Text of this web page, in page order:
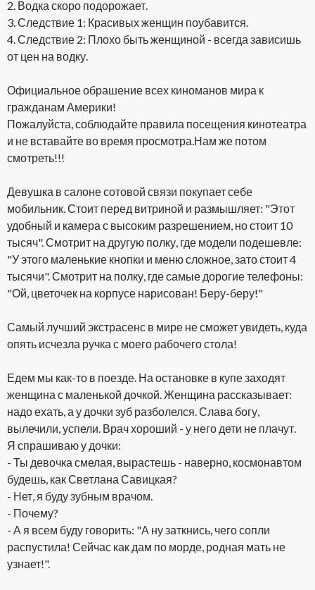
2. Водка скоро подорожает.
3. Следствие 1: Красивых женщин поубавится.
4. Следствие 2: Плохо быть женщиной - всегда зависишь
от цен на водку.
Официальное обрашение всех киноманов мира к
гражданам Америки!
Пожалуйста, соблюдайте правила посещения кинотеатра
и не вставайте во время просмотра.Нам же потом
смотреть!!!
Девушка в салоне сотовой связи покупает себе
мобильник. Стоит перед витриной и размышляет: "Этот
удобный и камера с высоким разрешением, но стоит 10
тысяч". Смотрит на другую полку, где модели подешевле:
"У этого маленькие кнопки и меню сложное, зато стоит 4
тысячи". Смотрит на полку, где самые дорогие телефоны:
"Ой, цветочек на корпусе нарисован! Беру-беру!"
Самый лучший экстрасенс в мире не сможет увидеть, куда
опять исчезла ручка с моего рабочего стола!
Едем мы как-то в поезде. На остановке в купе заходят
женщина с маленькой дочкой. Женщина рассказывает:
надо ехать, а у дочки зуб разболелся. Слава богу,
вылечили, успели. Врач хороший - у него дети не плачут.
Я спрашиваю у дочки:
- Ты девочка смелая, вырастешь - наверно, космонавтом
будешь, как Светлана Савицкая?
- Нет, я буду зубным врачом.
- Почему?
- А я всем буду говорить: "А ну заткнись, чего сопли
распустила! Сейчас как дам по морде, родная мать не
узнает!".